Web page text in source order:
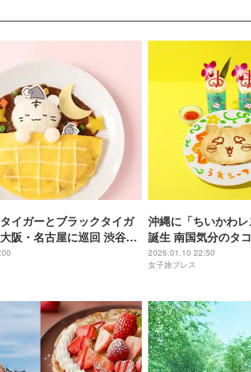
イガーとブラックタイガ
阪・名古屋に巡回 渋谷で
ティングも開催
沖縄に「ちいかわ
誕生 南国気分のタ
ど限定メニュー
2026.01.10 22:50
女子旅プレス